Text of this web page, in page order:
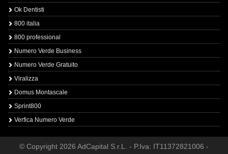
Ok Dentisti
800 italia
800 professional
Numero Verde Business
Numero Verde Gratuito
Viralizza
Domus Montascale
Sprint800
Verfica Numero Verde
© Copyright 2026 AdCapital S.r.L. - P.Iva: IT11372821006 -